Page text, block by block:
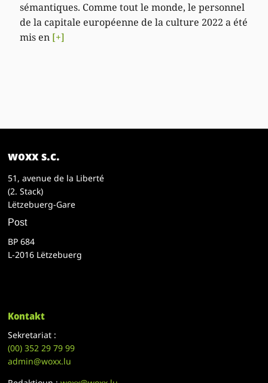
sémantiques. Comme tout le monde, le personnel
de la capitale européenne de la culture 2022 a été
mis en [+]
woxx s.c.
51, avenue de la Liberté
(2. Stack)
Lëtzebuerg-Gare
Post
BP 684
L-2016 Lëtzebuerg
Kontakt
Sekretariat :
(00)352 29 79 99
admin@woxx.lu